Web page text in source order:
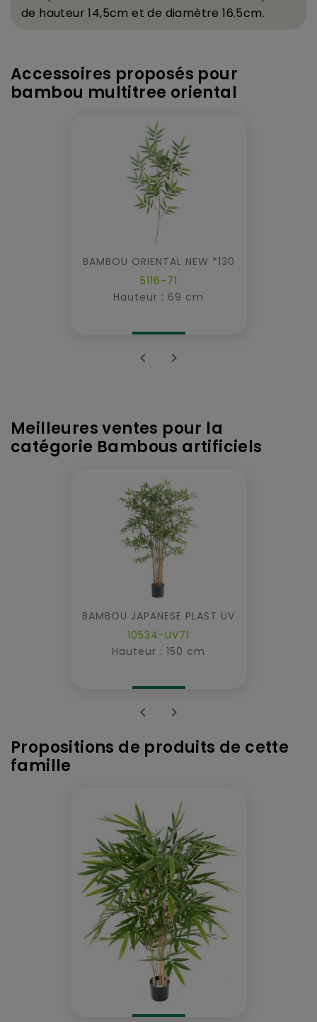
de hauteur 14,5cm et de diamètre 16.5cm.
Accessoires proposés pour
bambou multitree oriental
BAMBOU ORIENTAL NEW *130
5116-71
Hauteur : 69 cm
 
Meilleures ventes pour la
catégorie Bambous artificiels
BAMBOU JAPANESE PLAST UV
10534-UV71
Hauteur : 150 cm
 
Propositions de produits de cette
famille